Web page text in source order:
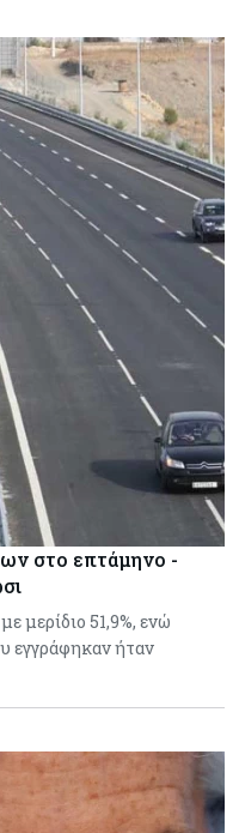
στο επτάμηνο -
μερίδιο 51,9%, ενώ
εγγράφηκαν ήταν